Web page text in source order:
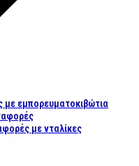
με εμπορευματοκιβώτια
με νταλίκες